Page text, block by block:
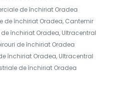
de închiriat Oradea
de închiriat Oradea, Cantemir
închiriat Oradea, Ultracentral
de închiriat Oradea
închiriat Oradea, Ultracentral
de închiriat Oradea